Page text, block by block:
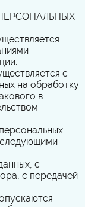
с
на обработку
в
следующими
с
с передачей